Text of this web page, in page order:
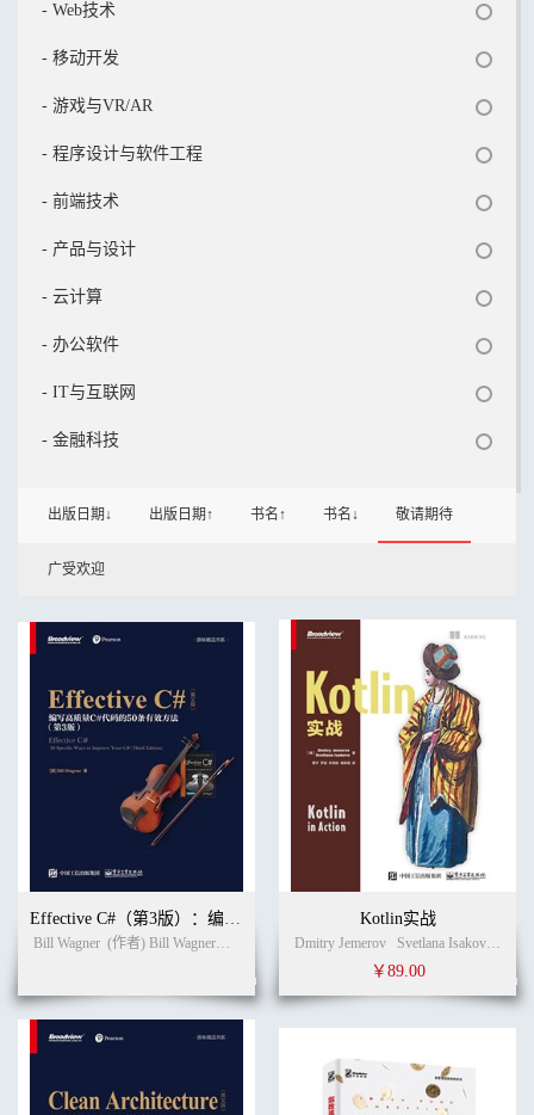
- Web技术
- 移动开发
- 游戏与VR/AR
- 程序设计与软件工程
- 前端技术
- 产品与设计
- 云计算
- 办公软件
- IT与互联网
- 金融科技
出版日期↓ 出版日期↑ 书名↑ 书名↓ 敬请期待
广受欢迎
Effective C#（第3版）：编写高质量C#代码的50条有效方法（英文版）
Bill Wagner (作者) Bill Wagner（比尔·瓦格纳） (译者)
Kotlin实战
Dmitry Jemerov Svetlana Isakova
￥89.00